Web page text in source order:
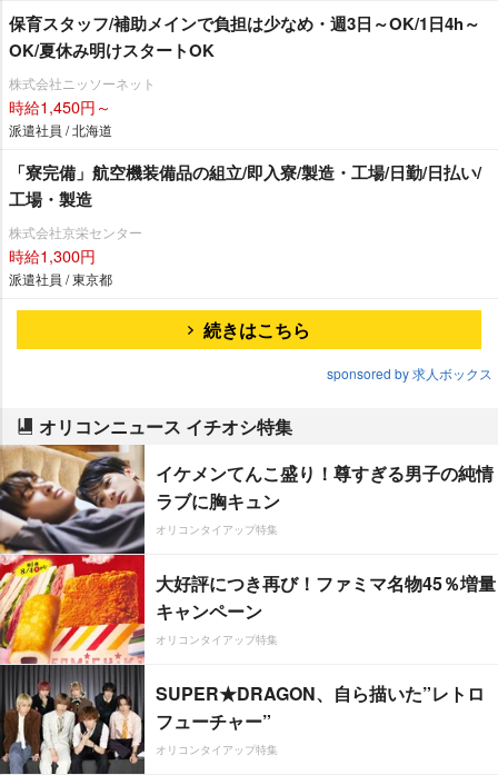
保育スタッフ/補助メインで負担は少なめ・週3日～OK/1日4h～
OK/夏休み明けスタートOK
株式会社ニッソーネット
時給1,450円～
派遣社員 / 北海道
「寮完備」航空機装備品の組立/即入寮/製造・工場/日勤/日払い/
工場・製造
株式会社京栄センター
時給1,300円
派遣社員 / 東京都
続きはこちら
sponsored by 求人ボックス
オリコンニュース イチオシ特集
イケメンてんこ盛り！尊すぎる男子の純情
ラブに胸キュン
オリコンタイアップ特集
大好評につき再び！ファミマ名物45％増量
キャンペーン
オリコンタイアップ特集
SUPER★DRAGON、自ら描いた”レトロ
フューチャー”
オリコンタイアップ特集